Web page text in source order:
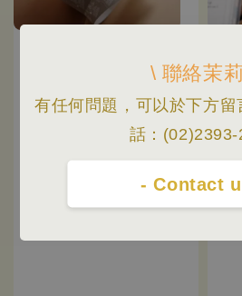
\ 聯絡茉
有任何問題，可以於下方留
話：(02)2393-
- Contact